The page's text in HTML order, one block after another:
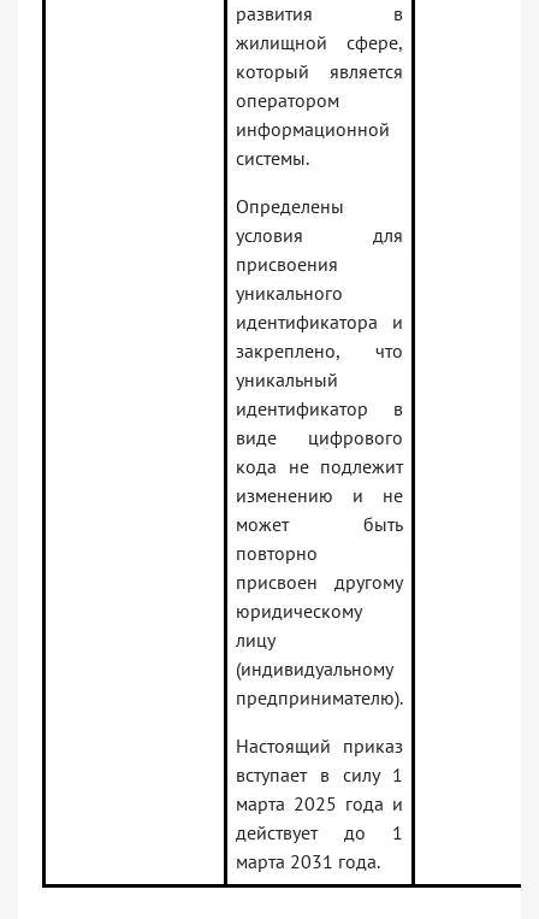
развития в
жилищной сфере,
который является
оператором
информационной
системы.
Определены
условия для
присвоения
уникального
идентификатора и
закреплено, что
уникальный
идентификатор в
виде цифрового
кода не подлежит
изменению и не
может быть
повторно
присвоен другому
юридическому
лицу
(индивидуальному
предпринимателю).
Настоящий приказ
вступает в силу 1
марта 2025 года и
действует до 1
марта 2031 года.